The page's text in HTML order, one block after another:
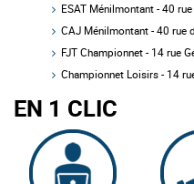
ESAT Ménilmontant - 40
CAJ Ménilmontant - 40 rue
FJT Championnet - 14 rue
Championnet Loisirs - 14
EN 1 CLIC